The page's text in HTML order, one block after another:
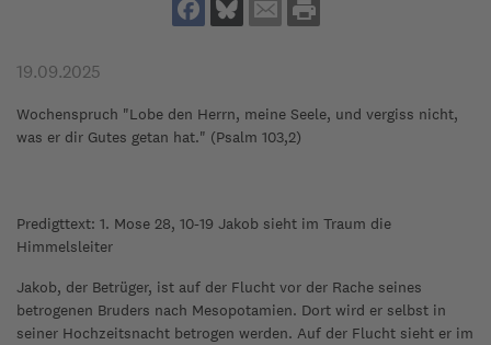
19.09.2025
Wochenspruch "Lobe den Herrn, meine Seele, und vergiss nicht,
was er dir Gutes getan hat." (Psalm 103,2)
Predigttext: 1. Mose 28, 10-19 Jakob sieht im Traum die
Himmelsleiter
Jakob, der Betrüger, ist auf der Flucht vor der Rache seines
betrogenen Bruders nach Mesopotamien. Dort wird er selbst in
seiner Hochzeitsnacht betrogen werden. Auf der Flucht sieht er im